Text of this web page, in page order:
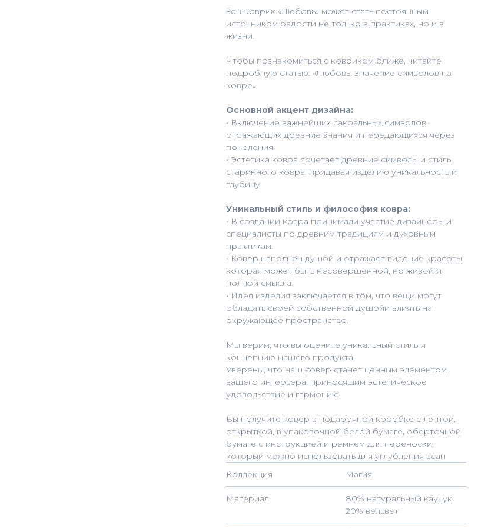
Зен-коврик «Любовь» может стать постоянным
источником радости не только в практиках, но и в
жизни.
Чтобы познакомиться с ковриком ближе, читайте
подробную статью: «Любовь. Значение символов на
ковре»
Основной акцент дизайна:
• Включение важнейших сакральных символов,
отражающих древние знания и передающихся через
поколения.
• Эстетика ковра сочетает древние символы и стиль
старинного ковра, придавая изделию уникальность и
глубину.
Уникальный стиль и философия ковра:
• В создании ковра принимали участие дизайнеры и
специалисты по древним традициям и духовным
практикам.
• Ковер наполнен душой и отражает видение красоты,
которая может быть несовершенной, но живой и
полной смысла.
• Идея изделия заключается в том, что вещи могут
обладать своей собственной душойи влиять на
окружающее пространство.
Мы верим, что вы оцените уникальный стиль и
концепцию нашего продукта.
Уверены, что наш ковер станет ценным элементом
вашего интерьера, приносящим эстетическое
удовольствие и гармонию.
Вы получите ковер в подарочной коробке с лентой,
открыткой, в упаковочной белой бумаге, оберточной
бумаге с инструкцией и ремнем для переноски,
который можно использовать для углубления асан
Коллекция
Магия
Материал
80% натуральный каучук,
20% вельвет